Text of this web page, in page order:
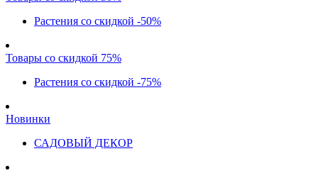
Растения со скидкой -50%
Товары со скидкой 75%
Растения со скидкой -75%
Новинки
САДОВЫЙ ДЕКОР